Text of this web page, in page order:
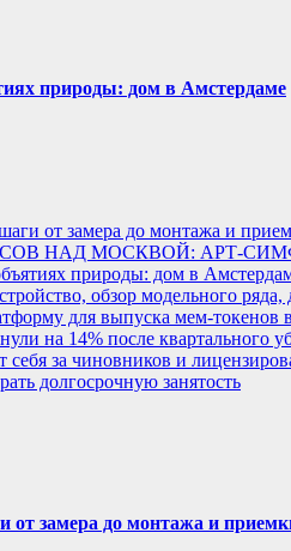
природы: дом в Амстердаме
от замера до монтажа и
НАД МОСКВОЙ: АРТ-
природы: дом в
обзор модельного ряда,
для выпуска мем-токенов
на 14% после квартального
за чиновников и
долгосрочную занятость
от замера до монтажа и